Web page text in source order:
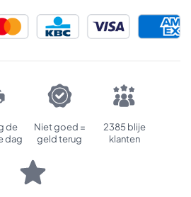
de
dag
Niet goed =
geld terug
2385 blije
klanten